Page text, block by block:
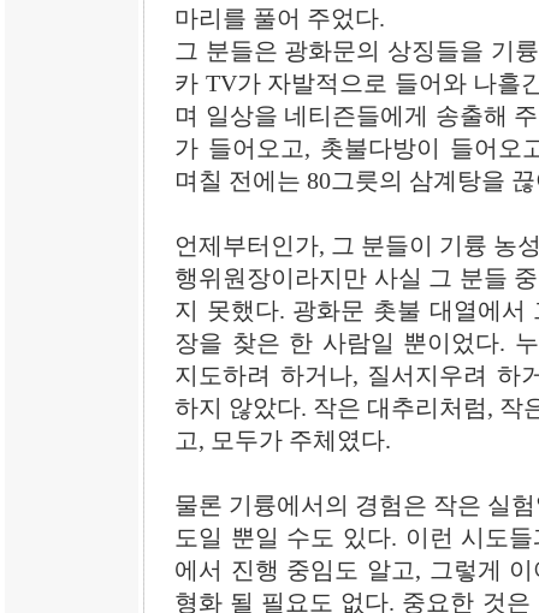
마리를 풀어 주었다.
그 분들은 광화문의 상징들을 기
카 TV가 자발적으로 들어와 나흘
며 일상을 네티즌들에게 송출해
가 들어오고, 촛불다방이 들어오
며칠 전에는 80그릇의 삼계탕을
언제부터인가, 그 분들이 기륭 농
행위원장이라지만 사실 그 분들
지 못했다. 광화문 촛불 대열에서
장을 찾은 한 사람일 뿐이었다.
지도하려 하거나, 질서지우려 하
하지 않았다. 작은 대추리처럼, 작
고, 모두가 주체였다.
물론 기륭에서의 경험은 작은 실
도일 뿐일 수도 있다. 이런 시도
에서 진행 중임도 알고, 그렇게
형화 될 필요도 없다. 중요한 것